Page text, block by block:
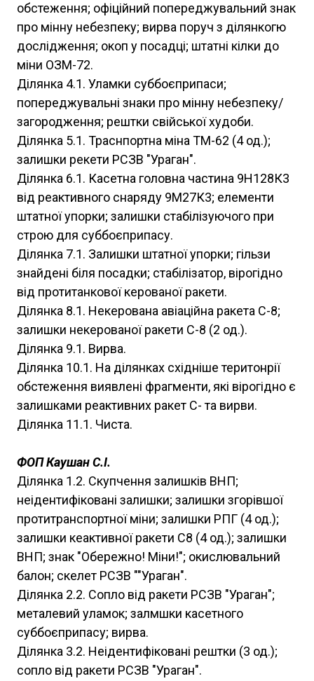
обстеження; офіційний попереджувальний знак
про мінну небезпеку; вирва поруч з ділянкогю
дослідження; окоп у посадці; штатні кілки до
міни ОЗМ-72.
Ділянка 4.1. Уламки суббоєприпаси;
попереджувальні знаки про мінну небезпеку/
загородження; рештки свійської худоби.
Ділянка 5.1. Траснпортна міна ТМ-62 (4 од.);
залишки рекети РСЗВ "Ураган".
Ділянка 6.1. Касетна головна частина 9Н128К3
від реактивного снаряду 9М27К3; елементи
штатної упорки; залишки стабілізуючого при
строю для суббоєприпасу.
Ділянка 7.1. Залишки штатної упорки; гільзи
знайдені біля посадки; стабілізатор, вірогідно
від протитанкової керованої ракети.
Ділянка 8.1. Некерована авіаційна ракета С-8;
залишки некерованої ракети С-8 (2 од.).
Ділянка 9.1. Вирва.
Ділянка 10.1. На ділянках східніше теритонрії
обстеження виявлені фрагменти, які вірогідно є
залишками реактивних ракет С- та вирви.
Ділянка 11.1. Чиста.
ФОП Каушан С.І.
Ділянка 1.2. Скупчення залишків ВНП;
неідентифіковані залишки; залишки згорівшої
протитранспортної міни; залишки РПГ (4 од.);
залишки кеактивної ракети С8 (4 од.); залишки
ВНП; знак "Обережно! Міни!"; окислювальний
балон; скелет РСЗВ ""Ураган".
Ділянка 2.2. Сопло від ракети РСЗВ "Ураган";
металевий уламок; залмшки касетного
суббоєприпасу; вирва.
Ділянка 3.2. Неідентифіковані рештки (3 од.);
сопло від ракети РСЗВ "Ураган".